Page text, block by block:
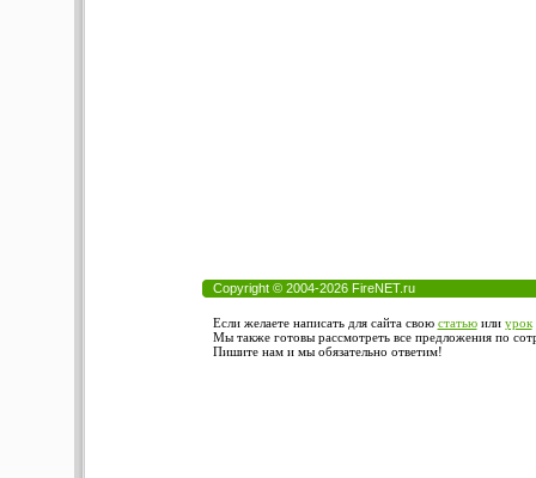
Copyright © 2004-2026 FireNET.ru
Если желаете написать для сайта свою статьюили урок
Мы также готовы рассмотреть все предложения по
Пишите нам и мы обязательно ответим!